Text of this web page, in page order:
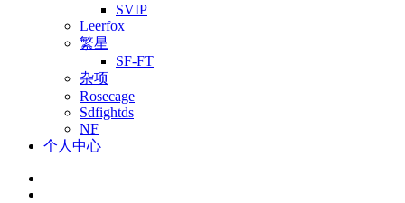
SVIP
Leerfox
繁星
SF-FT
杂项
Rosecage
Sdfightds
NF
个人中心